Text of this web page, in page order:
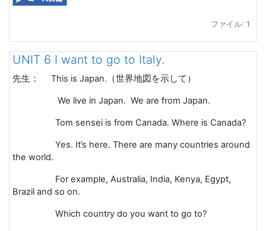
ファイル: 1
UNIT 6 I want to go to Italy.
先生： This is Japan. （世界地図を示して）
We live in Japan. We are from Japan.
Tom sensei is from Canada. Where is Canada?
Yes. It’s here. There are many countries around
the world.
For example, Australia, India, Kenya, Egypt,
Brazil and so on.
Which country do you want to go to?